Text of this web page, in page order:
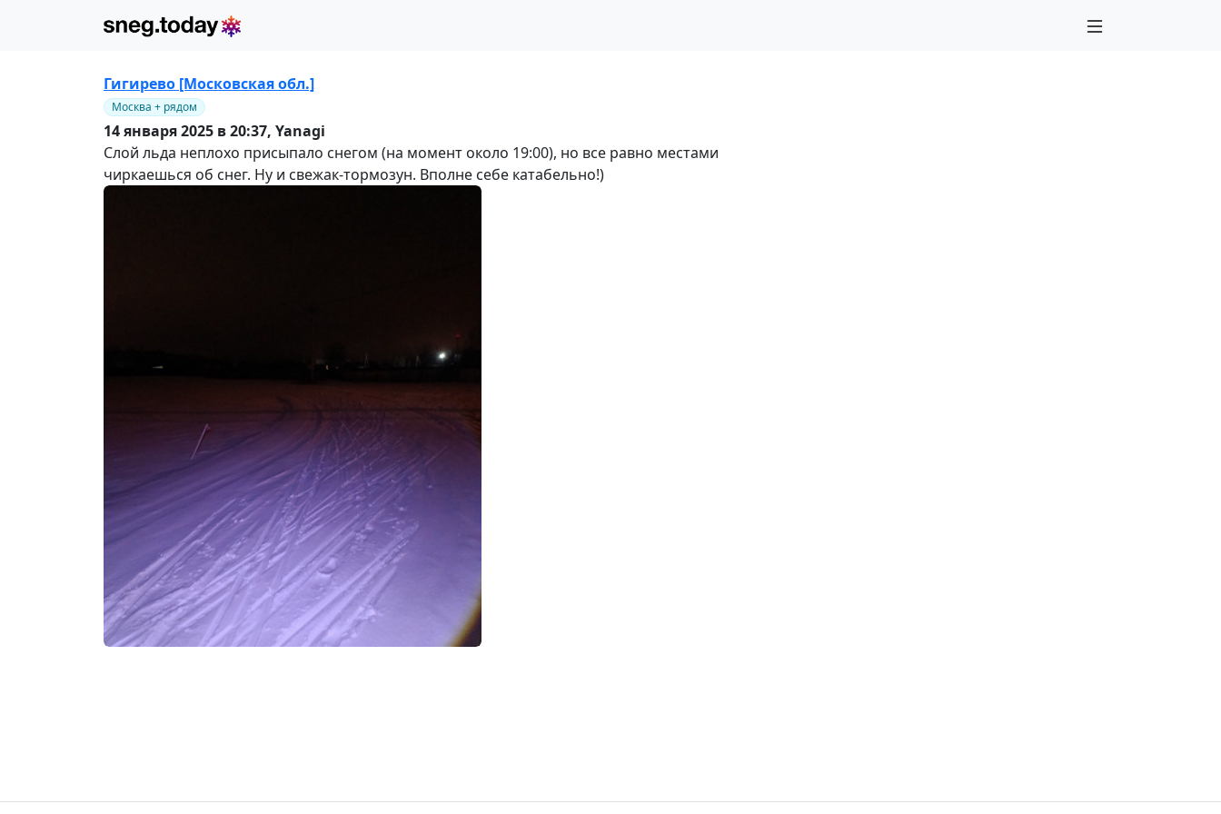
Гигирево [Московская обл.]
Москва + рядом
14 января 2025 в 20:37, Yanagi
Слой льда неплохо присыпало снегом (на момент около 19:00), но все равно местами
чиркаешься об снег. Ну и свежак-тормозун. Вполне себе катабельно!)